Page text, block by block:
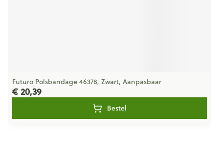
Futuro Polsbandage 46378, Zwart, Aanpasbaar
€ 20,39
Bestel